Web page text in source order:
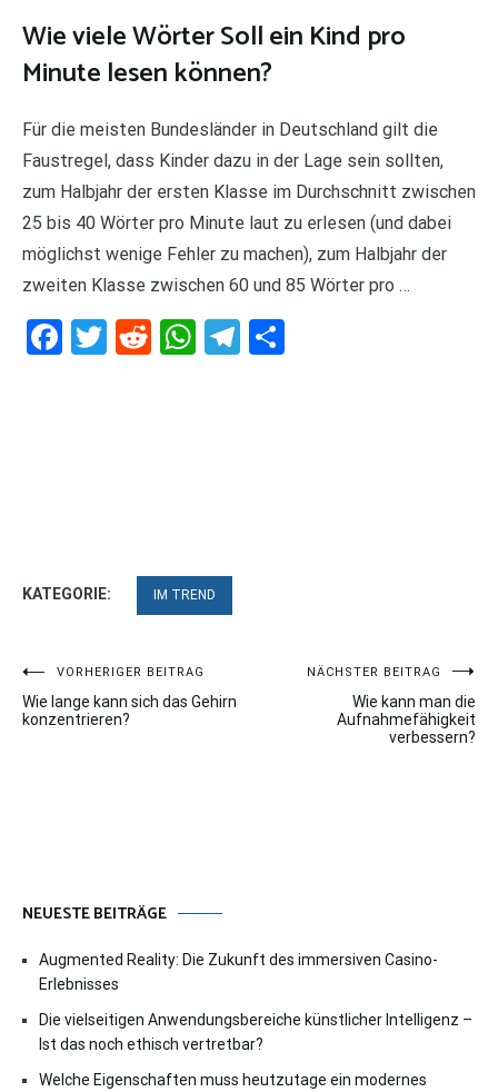
Wie viele Wörter Soll ein Kind pro
Minute lesen können?
Für die meisten Bundesländer in Deutschland gilt die
Faustregel, dass Kinder dazu in der Lage sein sollten,
zum Halbjahr der ersten Klasse im Durchschnitt zwischen
25 bis 40 Wörter pro Minute laut zu erlesen (und dabei
möglichst wenige Fehler zu machen), zum Halbjahr der
zweiten Klasse zwischen 60 und 85 Wörter pro …
Facebook
Twitter
RedditWhatsApp
Telegram
KATEGORIE: IM TREND
Beitragsnavigation
VORHERIGER BEITRAG
Wie lange kann sich das Gehirn
konzentrieren?
NÄCHSTER BEITRAG
Wie kann man die
Aufnahmefähigkeit
verbessern?
NEUESTE BEITRÄGE
Augmented Reality: Die Zukunft des immersiven Casino-
Erlebnisses
Die vielseitigen Anwendungsbereiche künstlicher Intelligenz –
Ist das noch ethisch vertretbar?
Welche Eigenschaften muss heutzutage ein modernes